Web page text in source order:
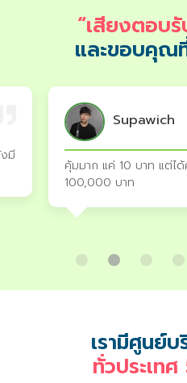
“เสียงตอบ
และขอบคุณที่
มี
Supawich
คุ้มมาก แค่ 10 บาท แต่ไ
100,000 บาท
เรามีศูนย์
ทั่วประเท